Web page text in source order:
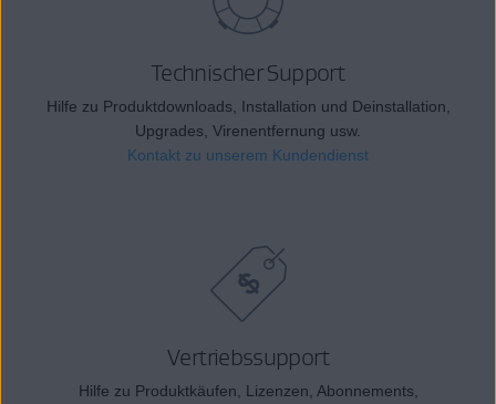
Technischer Support
Hilfe zu Produktdownloads, Installation und Deinstallation,
Upgrades, Virenentfernung usw.
Kontakt zu unserem Kundendienst
Vertriebssupport
Hilfe zu Produktkäufen, Lizenzen, Abonnements,